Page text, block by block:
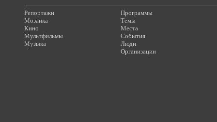
Репортажи
Мозаика
Кино
Мультфильмы
Музыка
Программы
Темы
Места
События
Люди
Организации